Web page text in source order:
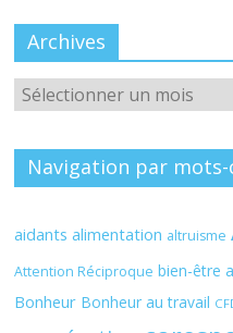
Archives
Archives
Navigation par mots-
aidants alimentation altruisme
Attention Réciproque bien-être
Bonheur Bonheur au travail